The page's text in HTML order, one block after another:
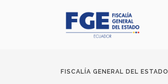
FISCALÍA GENERAL DEL ESTADO